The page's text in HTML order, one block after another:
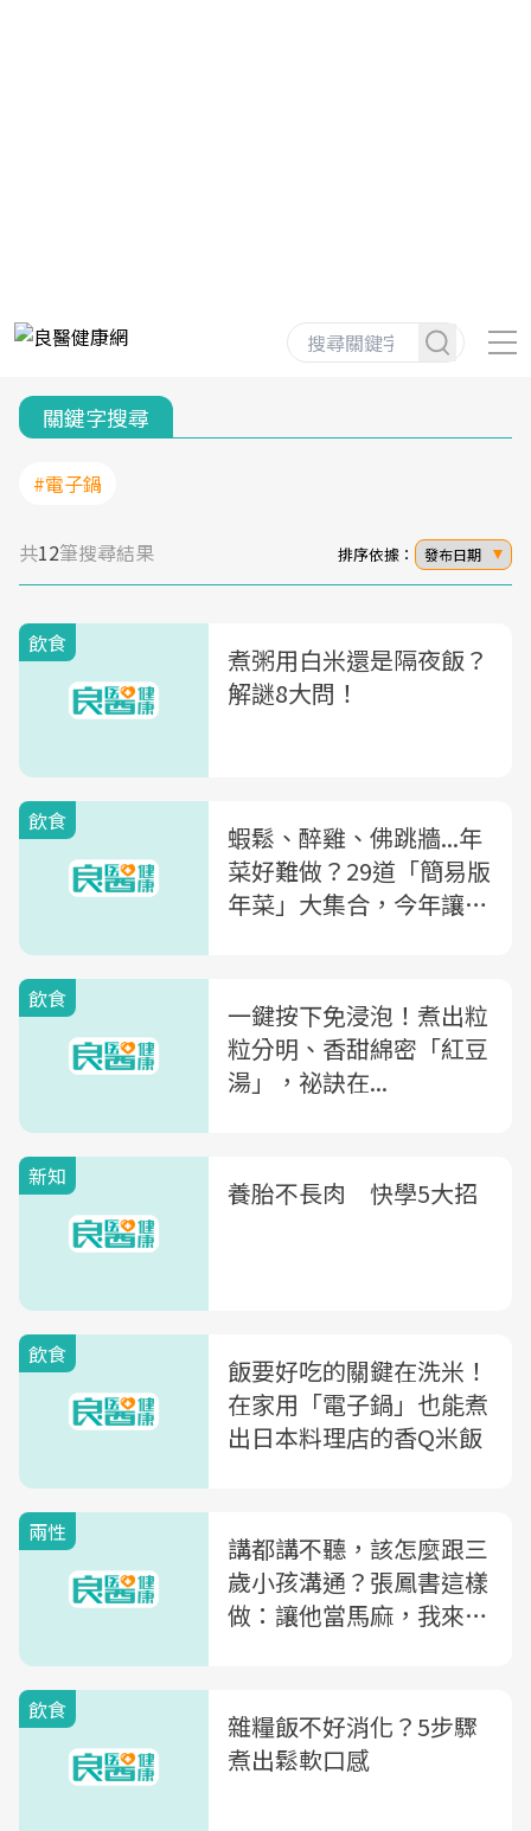
關鍵字搜尋
#電子鍋
共12筆搜尋結果 排序依據： 發布日期
飲食
煮粥用白米還是隔夜飯？
解謎8大問！
飲食
蝦鬆、醉雞、佛跳牆...年
菜好難做？29道「簡易版
年菜」大集合，今年讓老
飲食
一鍵按下免浸泡！煮出粒
粒分明、香甜綿密「紅豆
湯」，祕訣在...
新知 養胎不長肉 快學5大招
飲食
飯要好吃的關鍵在洗米！
在家用「電子鍋」也能煮
出日本料理店的香Q米飯
兩性
講都講不聽，該怎麼跟三
歲小孩溝通？張鳳書這樣
做：讓他當馬麻，我來當
飲食
雜糧飯不好消化？5步驟
煮出鬆軟口感